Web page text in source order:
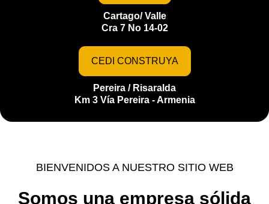
Cartago/ Valle
Cra 7 No 14-02
CEDI CONSTRUYA
Pereira / Risaralda
Km 3 Vía Pereira - Armenia
BIENVENIDOS A NUESTRO SITIO WEB
Somos una empresa sólida